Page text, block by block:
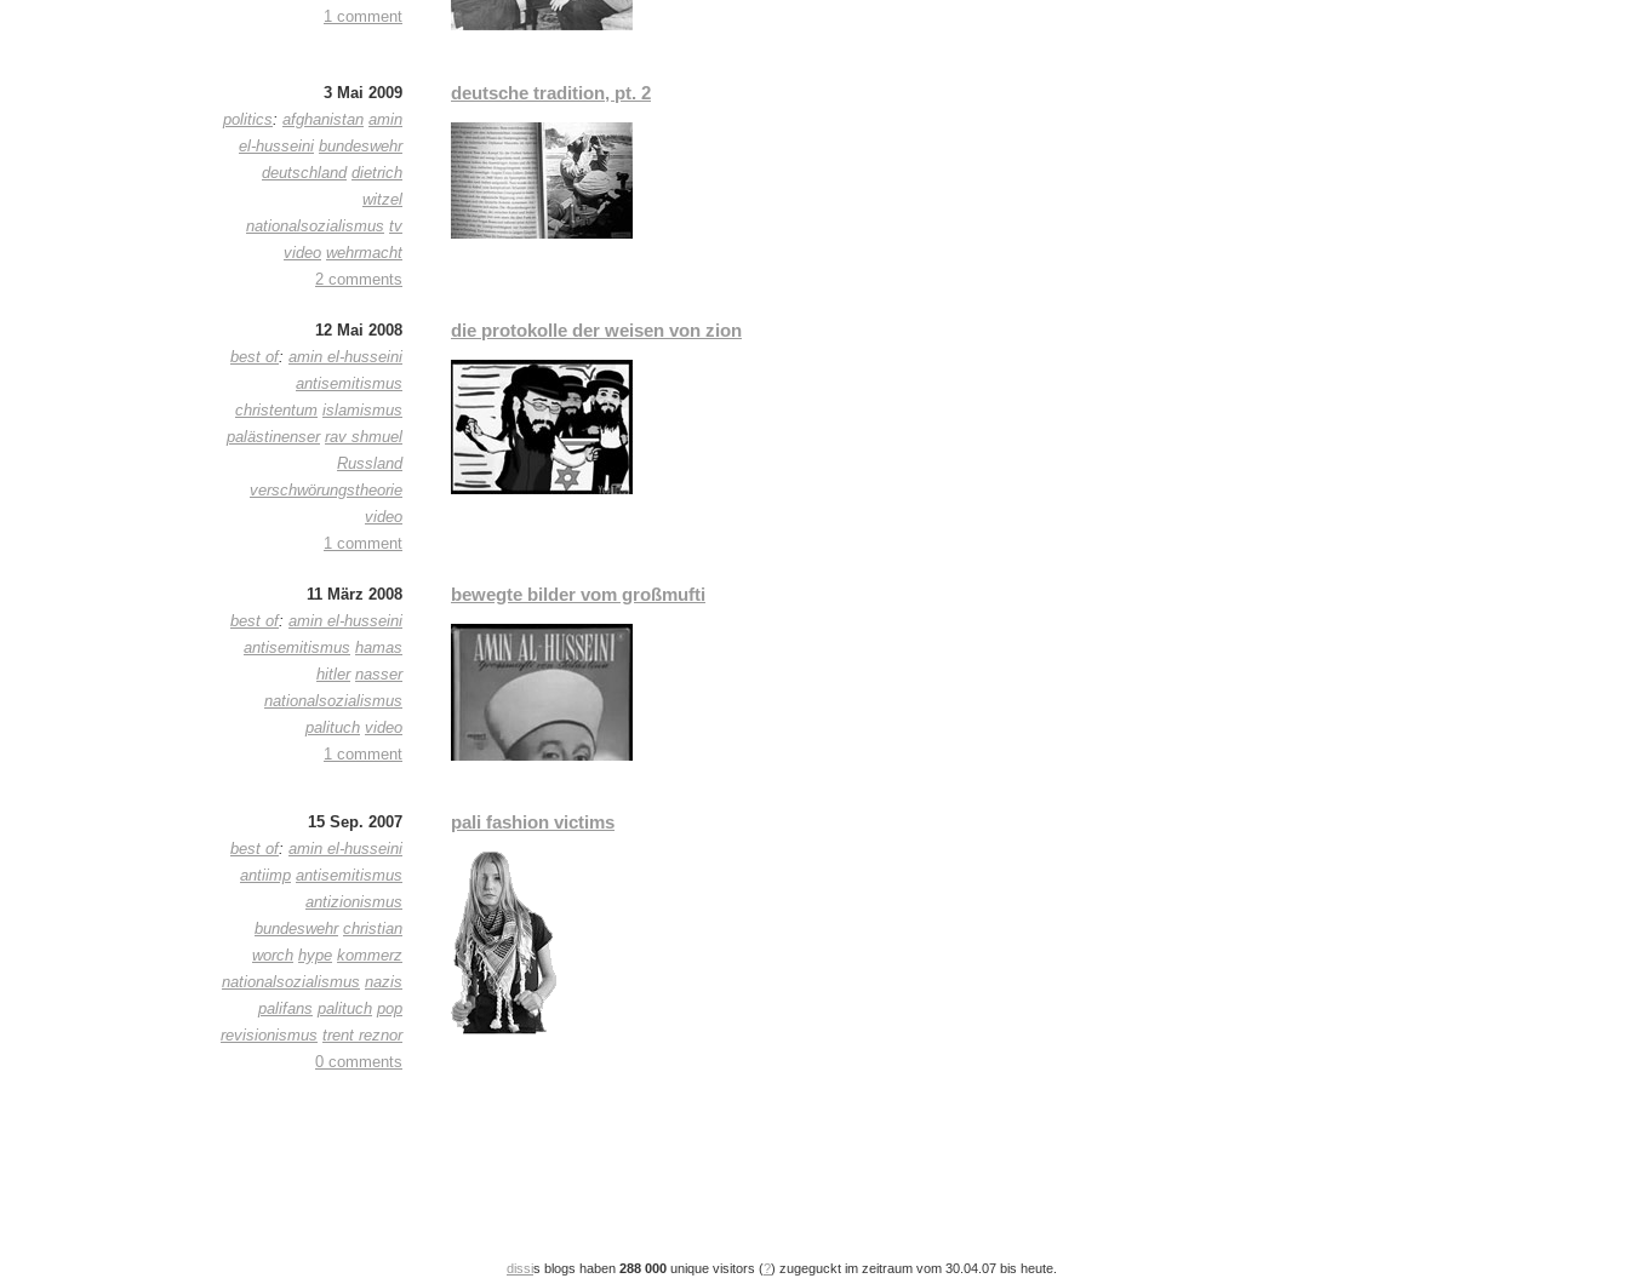
1 comment
3 Mai 2009
politics: afghanistan amin
el-husseini bundeswehr
deutschland dietrich
witzel
nationalsozialismus tv
video wehrmacht
2 comments
deutsche tradition, pt. 2
12 Mai 2008
best of: amin el-husseini
antisemitismus
christentum islamismus
palästinenser rav shmuel
Russland
verschwörungstheorie
video
1 comment
die protokolle der weisen von zion
11 März 2008
best of: amin el-husseini
antisemitismus hamas
hitler nasser
nationalsozialismus
palituch video
1 comment
bewegte bilder vom großmufti
15 Sep. 2007
best of: amin el-husseini
antiimp antisemitismus
antizionismus
bundeswehr christian
worch hype kommerz
nationalsozialismus nazis
palifans palituch pop
revisionismus trent reznor
0 comments
pali fashion victims
dissis blogs haben 288 000 unique visitors (?) zugeguckt im zeitraum vom 30.04.07 bis heute.